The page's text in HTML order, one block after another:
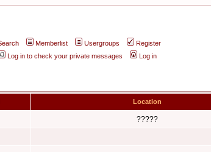
Memberlist Usergroups
Register
Log in to check your private messages Log in
Location
?????